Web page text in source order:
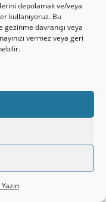
depolamak ve/veya
kullanıyoruz. Bu
davranışı veya
vermez veya geri